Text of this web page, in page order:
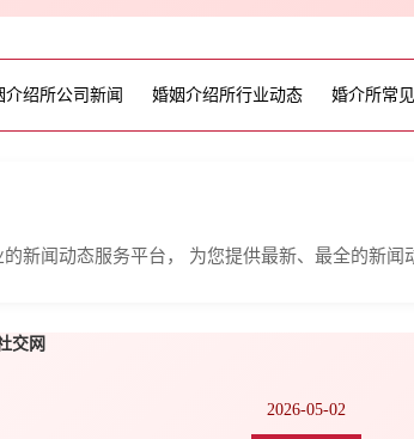
介绍所公司新闻 婚姻介绍所行业动态 婚介所常
的新闻动态服务平台， 为您提供最新、最全的新
2026-05-02